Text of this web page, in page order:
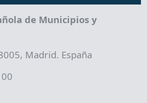
de Municipios y
Madrid. España